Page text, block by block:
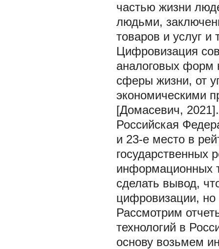
частью жизни
людьми,
товаров и услуг и
Цифровизация
аналоговых форм
сферы жизни, от
экономическими
[Домасевич, 2021].
Российская
и 23-е место в
государственных
информационных
сделать вывод,
цифровизации, но
Рассмотрим
технологий в
основу возьмем